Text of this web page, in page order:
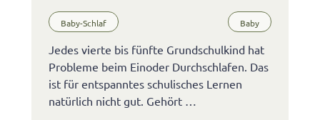
Baby-Schlaf Baby
Jedes vierte bis fünfte Grundschulkind hat
Probleme beim Einoder Durchschlafen. Das
ist für entspanntes schulisches Lernen
natürlich nicht gut. Gehört …